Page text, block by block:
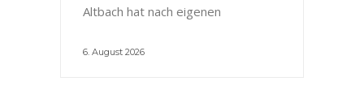
Altbach hat nach eigenen
6. August 2026